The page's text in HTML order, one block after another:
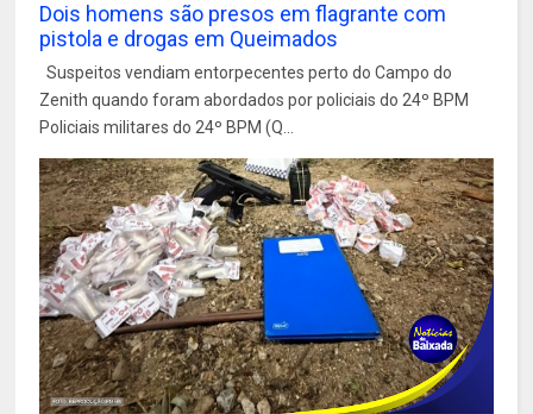
Dois homens são presos em flagrante com
pistola e drogas em Queimados
Suspeitos vendiam entorpecentes perto do Campo do
Zenith quando foram abordados por policiais do 24º BPM
Policiais militares do 24º BPM (Q...